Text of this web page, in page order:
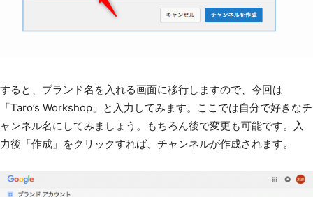
すると、ブランド名を入れる画面に移行しますので、今回は
「Taro’s Workshop」と入力してみます。ここでは自分で好きなチ
ャンネル名にしてみましょう。もちろん後で変更も可能です。入
力後「作成」をクリックすれば、チャンネルが作成されます。